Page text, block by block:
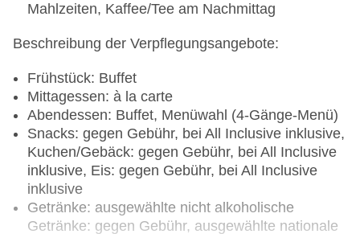
Mahlzeiten, Kaffee/Tee am Nachmittag
Beschreibung der Verpflegungsangebote:
Frühstück: Buffet
Mittagessen: à la carte
Abendessen: Buffet, Menüwahl (4-Gänge-Menü)
Snacks: gegen Gebühr, bei All Inclusive inklusive,
Kuchen/Gebäck: gegen Gebühr, bei All Inclusive
inklusive, Eis: gegen Gebühr, bei All Inclusive
inklusive
Getränke: ausgewählte nicht alkoholische
Getränke: gegen Gebühr, ausgewählte nationale